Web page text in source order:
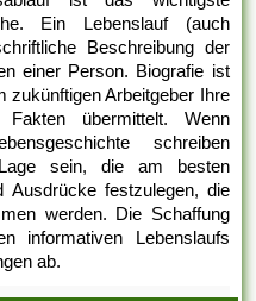
Ein Lebenslauf (auch
Beschreibung der
einer Person. Biografie ist
zukünftigen Arbeitgeber Ihre
übermittelt. Wenn
schreiben
sein, die am besten
Ausdrücke festzulegen, die
werden. Die Schaffung
informativen Lebenslaufs
ab.